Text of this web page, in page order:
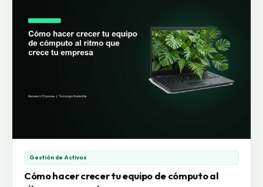
Gestión de Activos
Cómo hacer crecer tu equipo de cómputo al